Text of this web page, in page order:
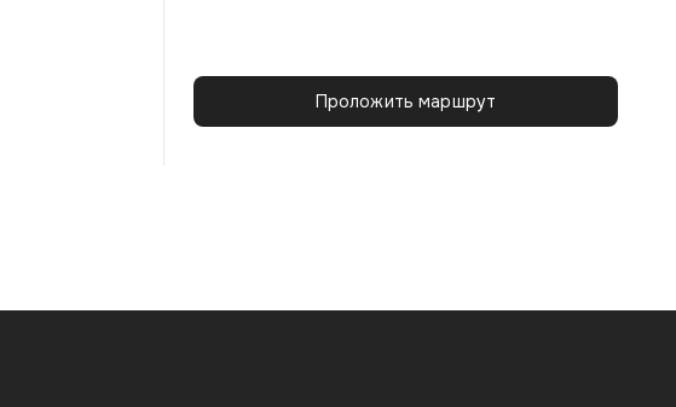
Проложить маршрут